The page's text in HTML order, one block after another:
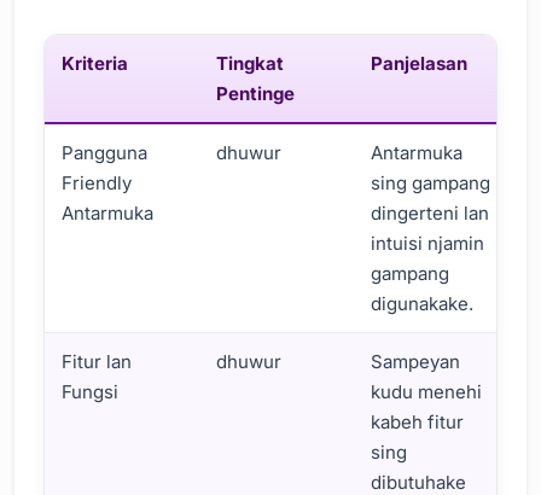
Kriteria
Tingkat
Pentinge
Panjelasan
Pangguna
Friendly
Antarmuka
dhuwur
Antarmuka
sing gampang
dingerteni lan
intuisi njamin
gampang
digunakake.
Fitur lan
Fungsi
dhuwur
Sampeyan
kudu menehi
kabeh fitur
sing
dibutuhake